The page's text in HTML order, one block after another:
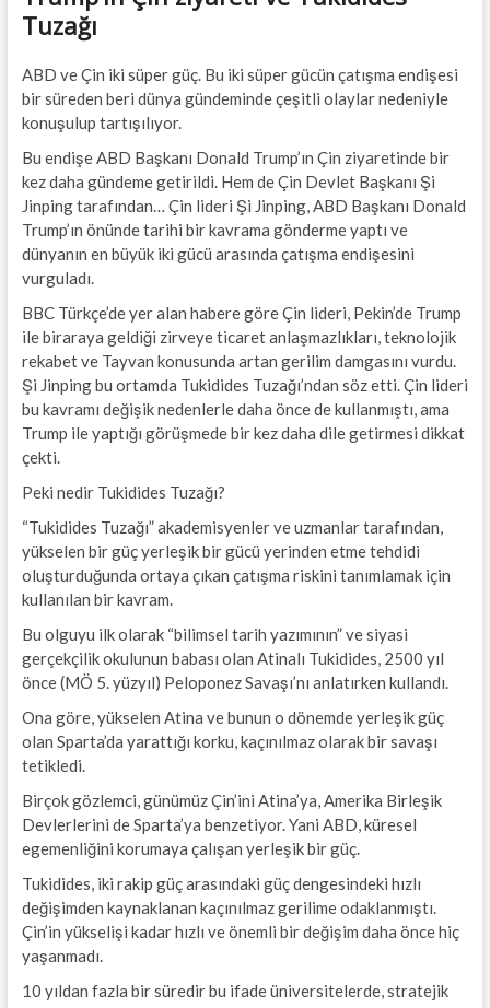
Tuzağı
ABD ve Çin iki süper güç. Bu iki süper gücün çatışma endişesi
bir süreden beri dünya gündeminde çeşitli olaylar nedeniyle
konuşulup tartışılıyor.
Bu endişe ABD Başkanı Donald Trump’ın Çin ziyaretinde bir
kez daha gündeme getirildi. Hem de Çin Devlet Başkanı Şi
Jinping tarafından… Çin lideri Şi Jinping, ABD Başkanı Donald
Trump’ın önünde tarihi bir kavrama gönderme yaptı ve
dünyanın en büyük iki gücü arasında çatışma endişesini
vurguladı.
BBC Türkçe’de yer alan habere göre Çin lideri, Pekin’de Trump
ile biraraya geldiği zirveye ticaret anlaşmazlıkları, teknolojik
rekabet ve Tayvan konusunda artan gerilim damgasını vurdu.
Şi Jinping bu ortamda Tukidides Tuzağı’ndan söz etti. Çin lideri
bu kavramı değişik nedenlerle daha önce de kullanmıştı, ama
Trump ile yaptığı görüşmede bir kez daha dile getirmesi dikkat
çekti.
Peki nedir Tukidides Tuzağı?
“Tukidides Tuzağı” akademisyenler ve uzmanlar tarafından,
yükselen bir güç yerleşik bir gücü yerinden etme tehdidi
oluşturduğunda ortaya çıkan çatışma riskini tanımlamak için
kullanılan bir kavram.
Bu olguyu ilk olarak “bilimsel tarih yazımının” ve siyasi
gerçekçilik okulunun babası olan Atinalı Tukidides, 2500 yıl
önce (MÖ 5. yüzyıl) Peloponez Savaşı’nı anlatırken kullandı.
Ona göre, yükselen Atina ve bunun o dönemde yerleşik güç
olan Sparta’da yarattığı korku, kaçınılmaz olarak bir savaşı
tetikledi.
Birçok gözlemci, günümüz Çin’ini Atina’ya, Amerika Birleşik
Devlerlerini de Sparta’ya benzetiyor. Yani ABD, küresel
egemenliğini korumaya çalışan yerleşik bir güç.
Tukidides, iki rakip güç arasındaki güç dengesindeki hızlı
değişimden kaynaklanan kaçınılmaz gerilime odaklanmıştı.
Çin’in yükselişi kadar hızlı ve önemli bir değişim daha önce hiç
yaşanmadı.
10 yıldan fazla bir süredir bu ifade üniversitelerde, stratejik